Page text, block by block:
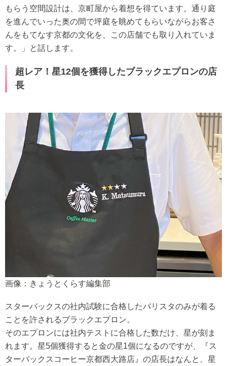
もらう空間設計は、京町屋から着想を得ています。通り庭
を進んでいった奥の間で坪庭を眺めてもらいながらお客さ
んをもてなす京都の文化を、この店舗でも取り入れていま
す。」と話します。
超レア！星12個を獲得したブラックエプロンの店
長
画像：きょうとくらす編集部
スターバックスの社内試験に合格したバリスタのみが着る
ことを許されるブラックエプロン。
そのエプロンには社内テストに合格した数だけ、星が刻ま
れます。星5個獲得すると金の星1個になるのですが、『ス
ターバックスコーヒー京都西大路店』の店長はなんと、星